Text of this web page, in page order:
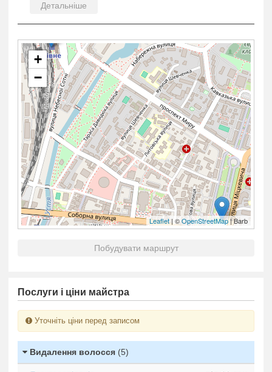
Детальніше
+
−
Leaflet| ©OpenStreetMap| Barb
Побудувати маршрут
Послуги і ціни майстра
Уточніть ціни перед записом
Видалення волосся (5)